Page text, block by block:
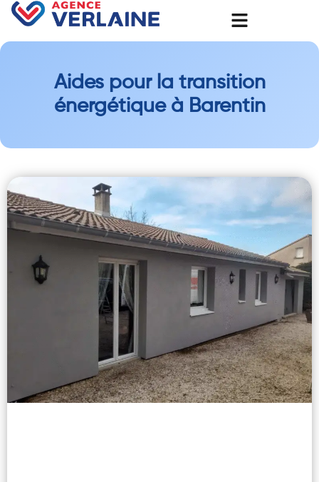
Aides pour la transition
énergétique à Barentin